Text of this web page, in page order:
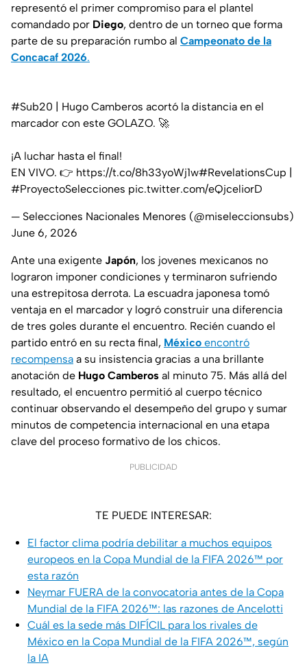
representó el primer compromiso para el plantel
comandado por Diego, dentro de un torneo que forma
parte de su preparación rumbo al Campeonato de la
Concacaf 2026.
#Sub20 | Hugo Camberos acortó la distancia en el
marcador con este GOLAZO. 🚀
¡A luchar hasta el final!
EN VIVO. 👉 https://t.co/8h33yoWj1w#RevelationsCup |
#ProyectoSelecciones pic.twitter.com/eQjceliorD
— Selecciones Nacionales Menores (@miseleccionsubs)
June 6, 2026
Ante una exigente Japón, los jovenes mexicanos no
lograron imponer condiciones y terminaron sufriendo
una estrepitosa derrota. La escuadra japonesa tomó
ventaja en el marcador y logró construir una diferencia
de tres goles durante el encuentro. Recién cuando el
partido entró en su recta final, México encontró
recompensa a su insistencia gracias a una brillante
anotación de Hugo Camberos al minuto 75. Más allá del
resultado, el encuentro permitió al cuerpo técnico
continuar observando el desempeño del grupo y sumar
minutos de competencia internacional en una etapa
clave del proceso formativo de los chicos.
PUBLICIDAD
TE PUEDE INTERESAR:
El factor clima podría debilitar a muchos equipos
europeos en la Copa Mundial de la FIFA 2026™ por
esta razón
Neymar FUERA de la convocatoria antes de la Copa
Mundial de la FIFA 2026™: las razones de Ancelotti
Cuál es la sede más DIFÍCIL para los rivales de
México en la Copa Mundial de la FIFA 2026™, según
la IA